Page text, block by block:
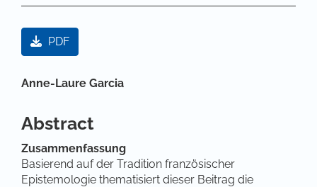
Artikel-Sidebar
PDF
Hauptsächlicher Artikelinhalt
Anne-Laure Garcia
Abstract
Zusammenfassung
Basierend auf der Tradition französischer
Epistemologie thematisiert dieser Beitrag die